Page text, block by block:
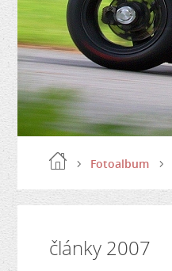
Fotoalbum
články 2007